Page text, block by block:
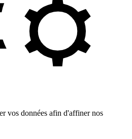
vos données afin d'affiner nos